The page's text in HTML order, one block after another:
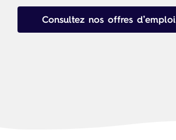
Consultez nos offres d’emploi